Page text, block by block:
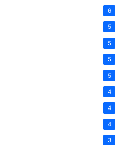
6
5
5
5
5
4
4
4
3